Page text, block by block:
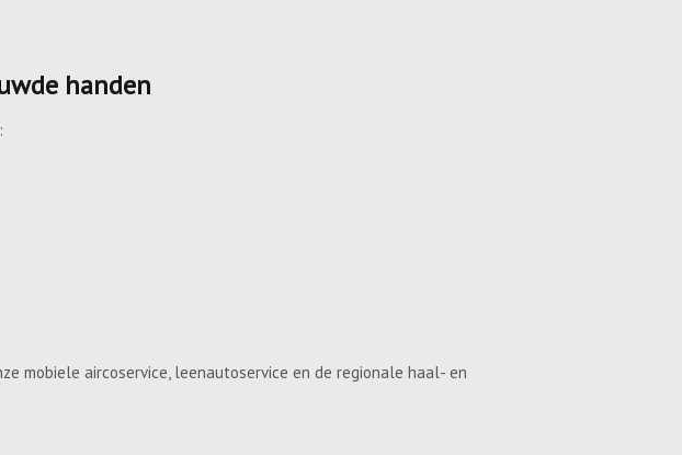
handen
mobiele aircoservice, leenautoservice en de regionale haal- en